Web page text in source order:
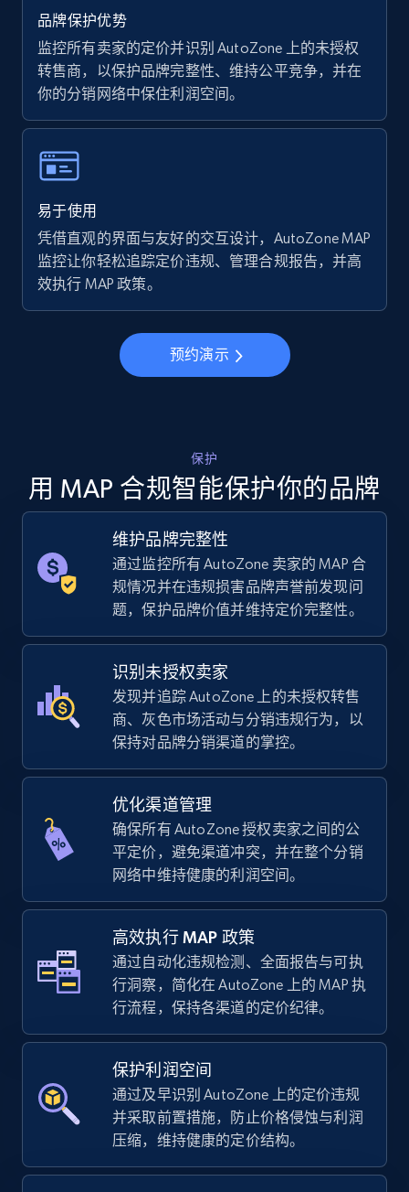
specific keywords
URL, Final price, Sku, Currency, Gtin,
Specifications, Image urls, Top reviews, and
more.
5.6K+ 874+ 立即开始
Walmart - products - Discover products by
using sku numbers
URL, Final price, Sku, Currency, Gtin,
Specifications, Image urls, Top reviews, and
more.
874+ 立即开始
URL, Title, Available, Description, Currency, Initial
price, Final price, Discount percent, and more.
667+
TikTok Shop - category
URL, Title, Available, Description, Currency, Initial
price, Final price, Discount percent, and more.
667+ 立即开始
TikTok Shop - Collect TikTok shop products
by keywords search
URL, Title, Available, Description, Currency, Initial
667+
TikTok Shop - discover records by shop url
URL, Title, Available, Description, Currency, Initial
price, Final price, Discount percent, and more.
667+ 立即开始
品牌保护优势
监控所有卖家的定价并识别 AutoZone 上的未授权
转售商，以保护品牌完整性、维持公平竞争，并在
你的分销网络中保住利润空间。
易于使用
凭借直观的界面与友好的交互设计，AutoZone MAP
监控让你轻松追踪定价违规、管理合规报告，并高
效执行 MAP 政策。
预约演示
保护
用 MAP 合规智能保护你的品牌
维护品牌完整性
通过监控所有 AutoZone 卖家的 MAP 合
规情况并在违规损害品牌声誉前发现问
题，保护品牌价值并维持定价完整性。
识别未授权卖家
发现并追踪 AutoZone 上的未授权转售
商、灰色市场活动与分销违规行为，以
保持对品牌分销渠道的掌控。
优化渠道管理
确保所有 AutoZone 授权卖家之间的公
平定价，避免渠道冲突，并在整个分销
网络中维持健康的利润空间。
高效执行 MAP 政策
通过自动化违规检测、全面报告与可执
行洞察，简化在 AutoZone 上的 MAP 执
行流程，保持各渠道的定价纪律。
保护利润空间
通过及早识别 AutoZone 上的定价违规
并采取前置措施，防止价格侵蚀与利润
压缩，维持健康的定价结构。